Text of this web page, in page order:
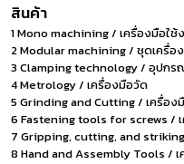
สินค้า
1 Mono machining / เครื่องมือใช้
2 Modular machining / ชุดเครื่อ
3 Clamping technology / อุปก
4 Metrology / เครื่องมือวัด
5 Grinding and Cutting / เครื่อง
6 Fastening tools for screws /
7 Gripping, cutting, and
8 Hand and Assembly Tools /